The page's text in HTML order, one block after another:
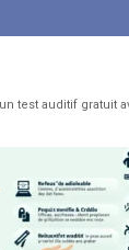
test auditif gratuit